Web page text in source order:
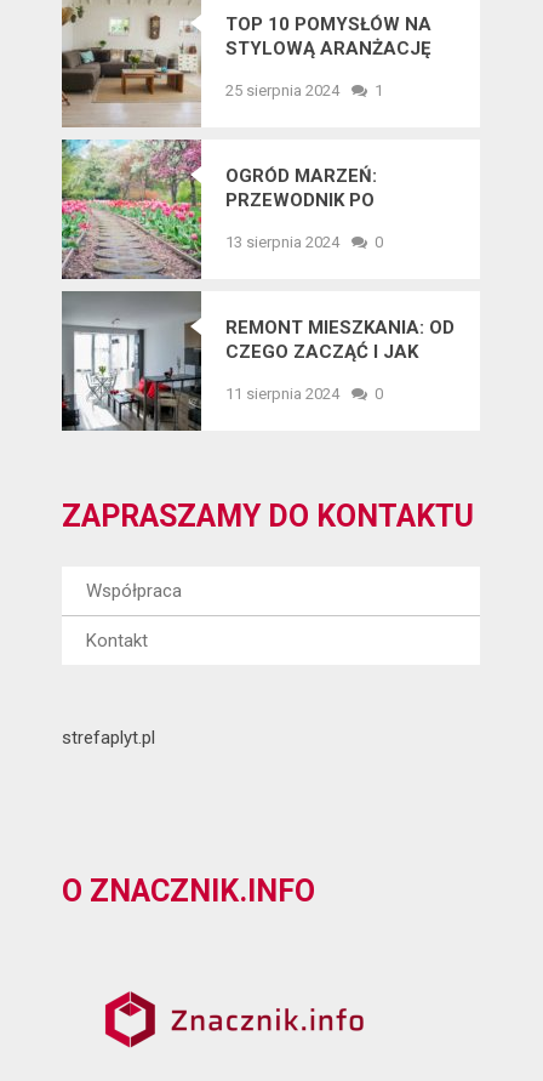
TOP 10 POMYSŁÓW NA
STYLOWĄ ARANŻACJĘ
25 sierpnia 2024 1
OGRÓD MARZEŃ:
PRZEWODNIK PO
TRENDACH
13 sierpnia 2024 0
REMONT MIESZKANIA: OD
CZEGO ZACZĄĆ I JAK
11 sierpnia 2024 0
ZAPRASZAMY DO KONTAKTU
Współpraca
Kontakt
strefaplyt.pl
O ZNACZNIK.INFO